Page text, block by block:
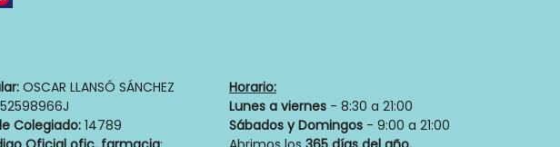
OSCAR LLANSÓ SÁNCHEZ
52598966J
Colegiado: 14789
Horario:
Lunes a viernes - 8:30 a 21:00
Sábados y Domingos - 9:00 a 21:00